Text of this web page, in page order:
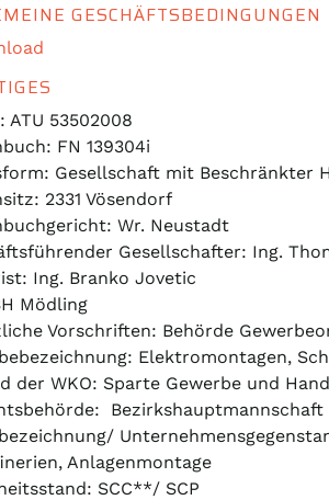
GESCHÄFTSBEDINGUNGEN
ATU 53502008
FN 139304i
Gesellschaft mit Beschränkter
2331 Vösendorf
Wr. Neustadt
Gesellschafter: Ing.
Ing. Branko Jovetic
Mödling
Vorschriften: Behörde
Elektromontagen,
der WKO: Sparte Gewerbe und
Bezirkshauptmannschaft
Anlagenmontage
SCC**/ SCP